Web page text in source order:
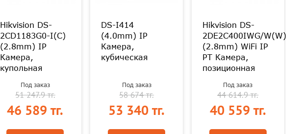
Hikvision DS-
2CD1183G0-I(C)
(2.8mm) IP
Камера,
купольная
Под заказ
51 247.9 тг.
46 589 тг.
DS-I414
(4.0mm) IP
Камера,
кубическая
Под заказ
58 674 тг.
53 340 тг.
Hikvision DS-
2DE2C400IWG/W(W)
(2.8mm) WiFi IP
PT Камера,
позиционная
Под заказ
44 614.9 тг.
40 559 тг.